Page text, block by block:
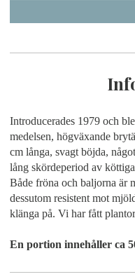
Introducerades 1979 och
medelsen, högväxande
cm långa, svagt böjda,
lång skördeperiod av
Både fröna och baljorna är
dessutom resistent mot
klänga på. Vi har fått
En portion innehåller ca